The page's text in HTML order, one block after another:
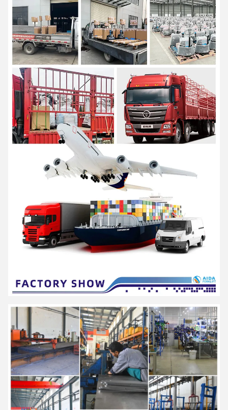
Η AIDA είναι μια επιχείρηση υψηλής τεχνολογίας που
ενσωματώνει την Ε&Α, την παραγωγή και τις υπηρεσίες, ως
προμηθευτής λύσεων επαγγελματικού υλικού
εξοπλισμό χειρισμού και ευέλικτο σύστημα ενδολογικής
διαχείρισης για όλα τα σενάρια.
χειροκίνητων φορτηγών παλέτων, ημιηλεκτρικό
Συσκευές συσσώρευσης υλικών και συσκευές συσσώρευσης
υλικώνΧρησιμοποιείται ευρέως στη εφοδιαστική και την
και χονδρικής, ιατρικής, τροφίμων, χημικών, ηλεκτρονικών,
μηχανημάτων, αυτοκινήτων και άλλων βιομηχανιών.
Η AIDA έχει καθιερώσει ένα αυστηρό σύστημα διασφάλισης της
ποιότητας καιΈχουν περάσει την πιστοποίηση ISO9001,
ISO14001, SGS και CE.
Είναι μια εθνική επιχείρηση υψηλής τεχνολογίας με περισσότερα
από 40 εθνικά διπλώματα ευρεσιτεχνίας, η οποία έχει αξιολογηθεί
ως "μικρή γιγάντια επιχείρηση στην Ευρώπη".
"Η πρώτη παρτίδα πιλοτικών επιχειρήσεων για την ενσωμάτωση
της προηγμένης παραγωγής και της σύγχρονης υπηρεσίας
βιομηχανίες στην επαρχία Χουνάν, "Επιχείρηση επίδειξης της
ευφυούς παραγωγής στην πόλη Τσανγκσά", "Επιχείρηση Χουνάν"